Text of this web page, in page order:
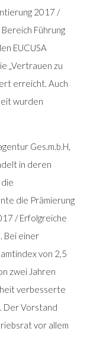
2017 /
Bereich Führung
EUCUSA
„Vertrauen zu
erreicht. Auch
wurden
Ges.m.b.H,
in deren
die Prämierung
/ Erfolgreiche
Bei einer
von 2,5
zwei Jahren
verbesserte
Der Vorstand
vor allem